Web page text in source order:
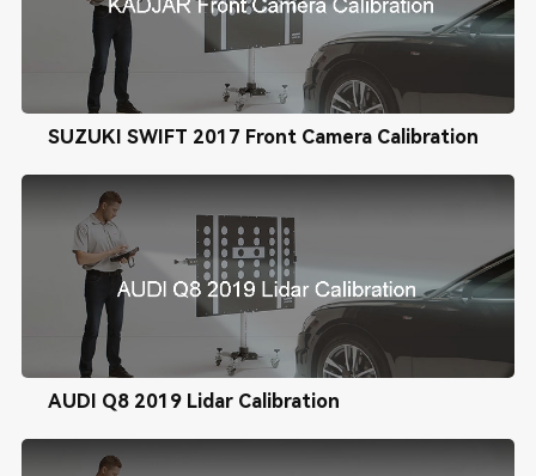
SUZUKI SWIFT 2017 Front Camera Calibration
AUDI Q8 2019 Lidar Calibration